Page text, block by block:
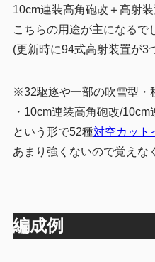
10cm連装高角砲改＋高射
こちらの用途が主になるで
(更新時に94式高射装置が3
※32駆逐や一部の吹雪型・
・10cm連装高角砲改/
という形で52種対空カット
あまり強くないので覚えな
編成例